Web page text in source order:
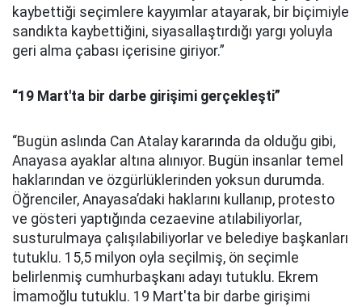
kaybettiği seçimlere kayyımlar atayarak, bir biçimiyle
sandıkta kaybettiğini, siyasallaştırdığı yargı yoluyla
geri alma çabası içerisine giriyor.”
“19 Mart'ta bir darbe girişimi gerçekleşti”
“Bugün aslında Can Atalay kararında da olduğu gibi,
Anayasa ayaklar altına alınıyor. Bugün insanlar temel
haklarından ve özgürlüklerinden yoksun durumda.
Öğrenciler, Anayasa’daki haklarını kullanıp, protesto
ve gösteri yaptığında cezaevine atılabiliyorlar,
susturulmaya çalışılabiliyorlar ve belediye başkanları
tutuklu. 15,5 milyon oyla seçilmiş, ön seçimle
belirlenmiş cumhurbaşkanı adayı tutuklu. Ekrem
İmamoğlu tutuklu. 19 Mart'ta bir darbe girişimi